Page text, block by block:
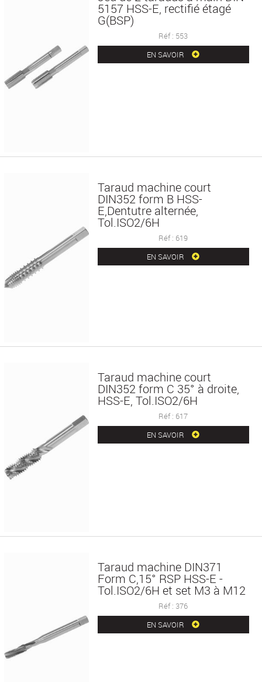
5157 HSS-E, rectifié étagé
G(BSP)
Réf : 553
EN SAVOIR
Taraud machine court
DIN352 form B HSS-
E,Dentutre alternée,
Tol.ISO2/6H
Réf : 619
EN SAVOIR
Taraud machine court
DIN352 form C 35° à droite,
HSS-E, Tol.ISO2/6H
Réf : 617
EN SAVOIR
Taraud machine DIN371
Form C,15° RSP HSS-E -
Tol.ISO2/6H et set M3 à M12
Réf : 376
EN SAVOIR